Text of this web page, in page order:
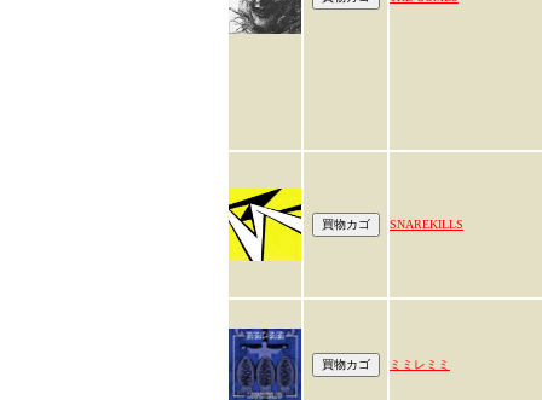
SNAREKILLS
ミミレミミ